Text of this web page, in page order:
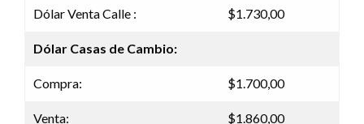
Dólar Venta Calle : $1.730,00
Dólar Casas de Cambio:
Compra: $1.700,00
Venta: $1.860,00